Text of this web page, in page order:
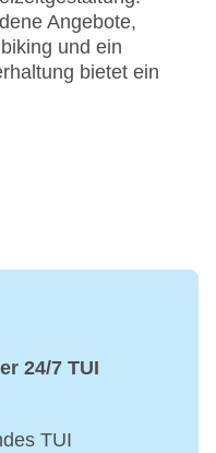
Angebote,
und ein
bietet ein
24/7 TUI
TUI